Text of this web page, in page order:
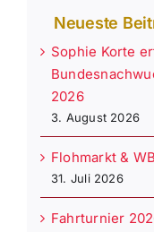
Neueste
Sophie Korte
2026
3. August 2026
Flohmarkt &
31. Juli 2026
Fahrturnier